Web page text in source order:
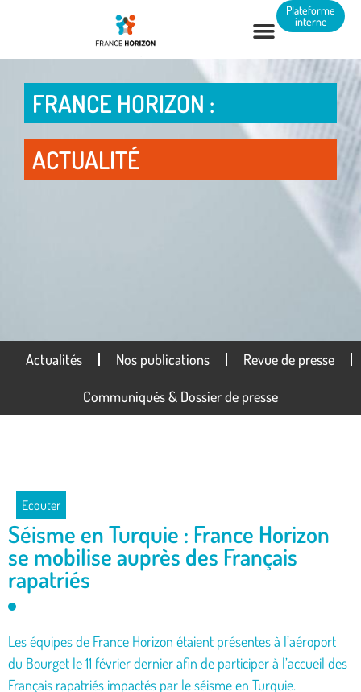
Plateforme
interne
FRANCE HORIZON :
ACTUALITÉ
Actualités Nos publications Revue de presse
Communiqués & Dossier de presse
Ecouter
Séisme en Turquie : France Horizon
se mobilise auprès des Français
rapatriés
Les équipes de France Horizon étaient présentes à l’aéroport
du Bourget le 11 février dernier afin de participer à l’accueil des
Français rapatriés impactés par le séisme en Turquie.